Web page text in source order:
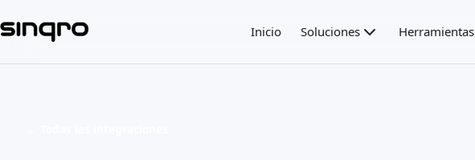
Inicio Soluciones Herramientas